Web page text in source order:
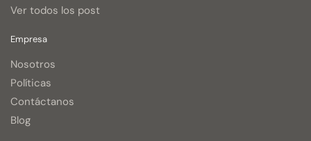
Ver todos los post
Empresa
Nosotros
Políticas
Contáctanos
Blog